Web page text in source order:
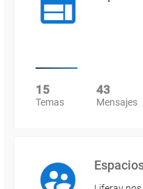
15
Temas
43
Mensajes